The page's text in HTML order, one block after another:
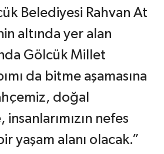
Belediyesi Rahvan At
altında yer alan
Gölcük Millet
da bitme aşamasına
doğal
nefes
yaşam alanı olacak.”